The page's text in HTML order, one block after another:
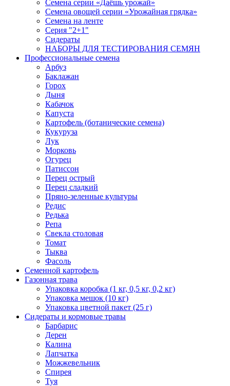
Семена серии «Даёшь урожай»
Семена овощей серии «Урожайная грядка»
Семена на ленте
Серия "2+1"
Сидераты
НАБОРЫ ДЛЯ ТЕСТИРОВАНИЯ СЕМЯН
Профессиональные семена
Арбуз
Баклажан
Горох
Дыня
Кабачок
Капуста
Картофель (ботанические семена)
Кукуруза
Лук
Морковь
Огурец
Патиссон
Перец острый
Перец сладкий
Пряно-зеленные культуры
Редис
Редька
Репа
Свекла столовая
Томат
Тыква
Фасоль
Семенной картофель
Газонная трава
Упаковка коробка (1 кг, 0,5 кг, 0,2 кг)
Упаковка мешок (10 кг)
Упаковка цветной пакет (25 г)
Сидераты и кормовые травы
Барбарис
Дерен
Калина
Лапчатка
Можжевельник
Спирея
Туя